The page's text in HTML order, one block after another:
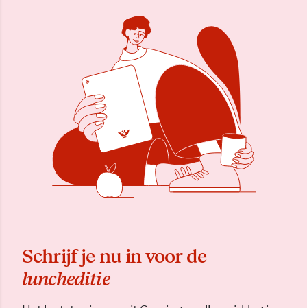
Schrijf je nu in voor de
luncheditie